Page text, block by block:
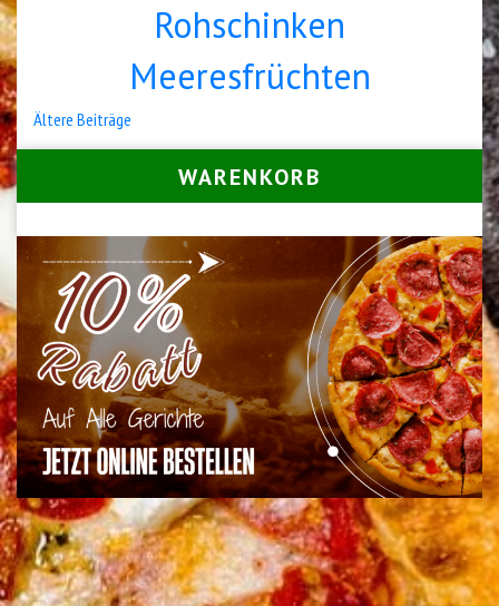
Rohschinken
Meeresfrüchten
Beitragsnavigation
Ältere Beiträge
WARENKORB